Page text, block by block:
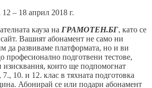
– 18 април 2018 г.
кауза на ГРАМОТЕН.БГ, като се
Вашият абонамент не само ни
да развиваме платформата, но и ви
професионално подготвени тестове,
изисквания, които ще подпомогнат
10. и 12. клас в тяхната подготовка
Абонирай се или подари абонамент